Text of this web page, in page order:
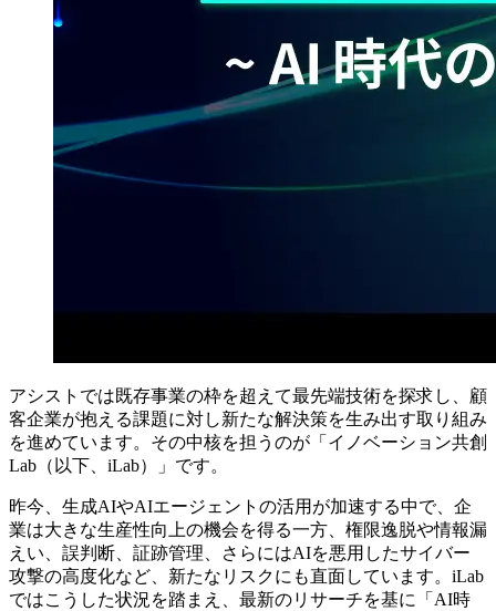
アシストでは既存事業の枠を超えて最先端技術を探求し、顧
客企業が抱える課題に対し新たな解決策を生み出す取り組み
を進めています。その中核を担うのが「イノベーション共創
Lab（以下、iLab）」です。
昨今、生成AIやAIエージェントの活用が加速する中で、企
業は大きな生産性向上の機会を得る一方、権限逸脱や情報漏
えい、誤判断、証跡管理、さらにはAIを悪用したサイバー
攻撃の高度化など、新たなリスクにも直面しています。iLab
ではこうした状況を踏まえ、最新のリサーチを基に「AI時